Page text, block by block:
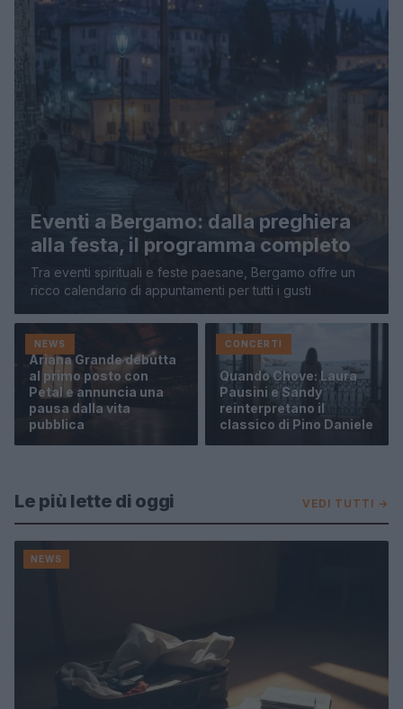
Eventi a Bergamo: dalla preghiera
alla festa, il programma completo
Tra eventi spirituali e feste paesane, Bergamo offre un
ricco calendario di appuntamenti per tutti i gusti
NEWS
Ariana Grande debutta
al primo posto con
Petal e annuncia una
pausa dalla vita
pubblica
CONCERTI
Quando Chove: Laura
Pausini e Sandy
reinterpretano il
classico di Pino Daniele
Le più lette di oggi VEDI TUTTI →
NEWS